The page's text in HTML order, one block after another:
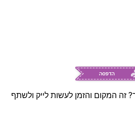
זה המקום והזמן לעשות לייק ולשתף